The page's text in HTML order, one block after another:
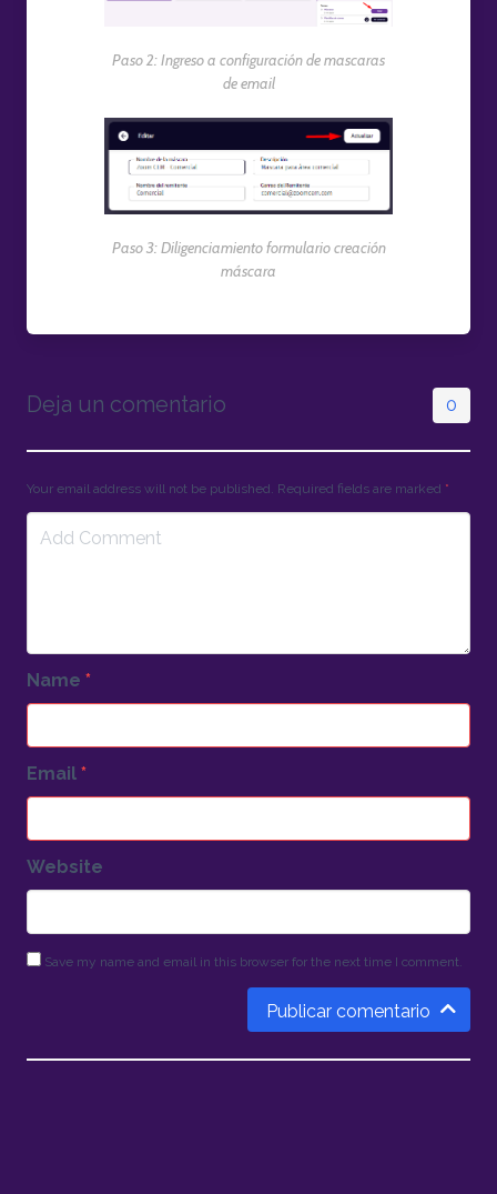
Paso 2: Ingreso a configuración de mascaras
de email
Paso 3: Diligenciamiento formulario creación
máscara
Deja un comentario 0
Your email address will not be published. Required fields are marked *
Name *
Email *
Website
Save my name and email in this browser for the next time I comment.
Publicar comentario